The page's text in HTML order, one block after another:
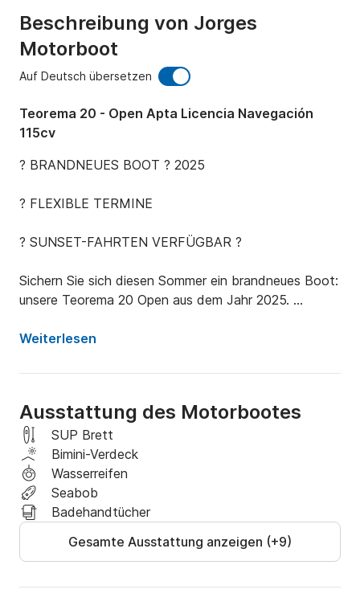
Beschreibung von Jorges
Motorboot
Auf Deutsch übersetzen
Teorema 20 - Open Apta Licencia Navegación
115cv
? BRANDNEUES BOOT ? 2025
?️ FLEXIBLE TERMINE
? SUNSET-FAHRTEN VERFÜGBAR ?
Sichern Sie sich diesen Sommer ein brandneues Boot:
unsere Teorema 20 Open aus dem Jahr 2025.
Küste – maximaler Komfort und unvergesslicher Spaß
☀️ Großzügiges Bug-Sonnendeck – Entspannen Sie
sich und genießen Sie die Sonne.
? Bluetooth-Radio – Musik für die perfekte Stimmung
auf Ihrer Reise.
? Bimini-Top – Sonnenschutz für mehr Komfort.
? Frischwasserdusche – Erfrischen Sie sich während
Weiterlesen
Ausstattung des Motorbootes
SUP Brett
Bimini-Verdeck
Wasserreifen
Seabob
Badehandtücher
Gesamte Ausstattung anzeigen (+9)